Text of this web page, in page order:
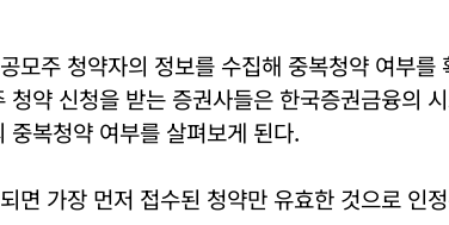
모주 청약자의 정보를 수집해 중복청약 여부를
청약 신청을 받는 증권사들은 한국증권금융의
중복청약 여부를 살펴보게 된다.
면 가장 먼저 접수된 청약만 유효한 것으로 인